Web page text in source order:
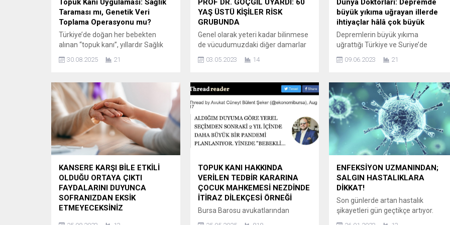
Topuk Kanı Uygulaması: Sağlık
Taraması mı, Genetik Veri
Toplama Operasyonu mu?
Türkiye’de doğan her bebekten
alınan “topuk kanı”, yıllardır Sağlık
Bakanlığı tarafından “Yeni Doğan
Tarama Programı” kapsamında
eksikliği ve kistik fibrozis gibi
hastalıkların erken teşhisi amacıyla
uygulandığı söylenen bir işlem
olarak biliniyor. Ancak bu
uygulamanın perde arkasına dair
tartışmalar giderek artıyor.
Eleştiriler, topuk kanı ile sadece
sağlık taraması...
30.08.2025 21
PROF DR. GÖÇGİL UYARDI: 60
YAŞ ÜSTÜ KİŞİLER RİSK
GRUBUNDA
Genel olarak yeteri kadar bilinmese
de vücudumuzdaki diğer damarlar
gibi gözlerimizdeki damarlarda da
tıkanıklık yaşanabilir. Gözümüzün
retinaya bağlı damarlarda meydana
gelen tıkanıklıklarda ciddi görme
kusurları gelişebileceğini belirten
Göz Hastalıkları Uzmanı Prof. Dr.
Nur Acar Göçgil, “Makulanın sağlıklı
çalışmasına engel olan, sızıntı
yapan kan damarlarındaki bu...
03.05.2023 14
Dünya Doktorları: Depremde
büyük yıkıma uğrayan illerde
ihtiyaçlar hâlâ çok büyük
Depremlerin büyük yıkıma
uğrattığı Türkiye ve Suriye’de
yaklaşık 15 milyon insan doğrudan
etkilendi. Dünya Doktorları, kırsalda
yaşayan ihtiyaç sahiplerine yönelik
hizmetlerini sürdürüyor. Dünya
Doktorları Derneği Başkanı Hakan
Bilgin, “Dünya Doktorları olarak, her
türlü afetten etkilenen insanlara
yerel sağlık altyapısı sürdürülebilir
olana kadar destek vermeye devam
ediyoruz” dedi. İnsani yardım ve
sağlık hizmetleri...
09.06.2023 21
KANSERE KARŞI BİLE ETKİLİ
OLDUĞU ORTAYA ÇIKTI
FAYDALARINI DUYUNCA
SOFRANIZDAN EKSİK
ETMEYECEKSİNİZ
TOPUK KANI HAKKINDA
VERİLEN TEDBİR KARARINA
ÇOCUK MAHKEMESİ NEZDİNDE
İTİRAZ DİLEKÇESİ ÖRNEĞİ
Bursa Barosu avukatlarından
ENFEKSİYON UZMANINDAN;
SALGIN HASTALIKLARA
DİKKAT!
Son günlerde artan hastalık
şikayetleri gün geçtikçe artıyor.